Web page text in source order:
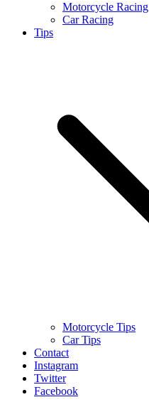
Motorcycle Racing
Car Racing
Tips
Motorcycle Tips
Car Tips
Contact
Instagram
Twitter
Facebook